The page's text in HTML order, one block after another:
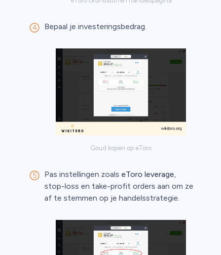
Bepaal je investeringsbedrag.
Goud kopen op eToro
Pas instellingen zoals eToro leverage,
stop-loss en take-profit orders aan om ze
af te stemmen op je handelsstrategie.